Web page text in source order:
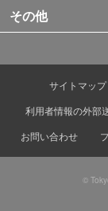
その他
サイトマップ
利用者情報の外部
お問い合わせ
©